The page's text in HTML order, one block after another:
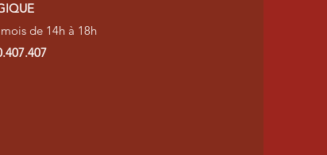
de 14h à 18h